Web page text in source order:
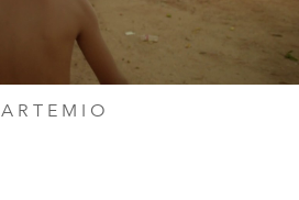
Video
A R T E M I O